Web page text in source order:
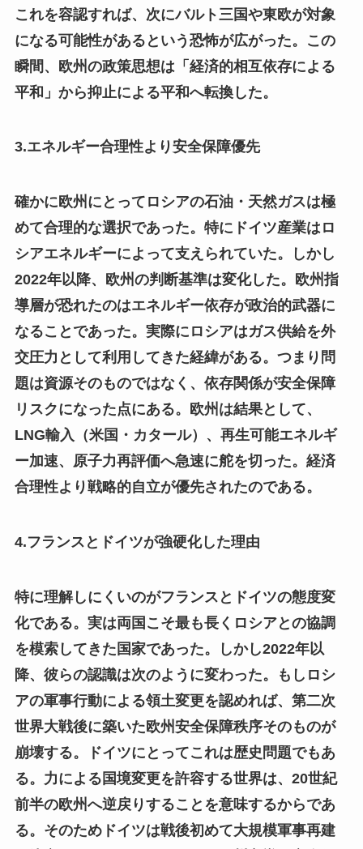
これを容認すれば、次にバルト三国や東欧が対象
になる可能性があるという恐怖が広がった。この
瞬間、欧州の政策思想は「経済的相互依存による
平和」から抑止による平和へ転換した。
3.エネルギー合理性より安全保障優先
確かに欧州にとってロシアの石油・天然ガスは極
めて合理的な選択であった。特にドイツ産業はロ
シアエネルギーによって支えられていた。しかし
2022年以降、欧州の判断基準は変化した。欧州指
導層が恐れたのはエネルギー依存が政治的武器に
なることであった。実際にロシアはガス供給を外
交圧力として利用してきた経緯がある。つまり問
題は資源そのものではなく、依存関係が安全保障
リスクになった点にある。欧州は結果として、
LNG輸入（米国・カタール）、再生可能エネルギ
ー加速、原子力再評価へ急速に舵を切った。経済
合理性より戦略的自立が優先されたのである。
4.フランスとドイツが強硬化した理由
特に理解しにくいのがフランスとドイツの態度変
化である。実は両国こそ最も長くロシアとの協調
を模索してきた国家であった。しかし2022年以
降、彼らの認識は次のように変わった。もしロシ
アの軍事行動による領土変更を認めれば、第二次
世界大戦後に築いた欧州安全保障秩序そのものが
崩壊する。ドイツにとってこれは歴史問題でもあ
る。力による国境変更を許容する世界は、20世紀
前半の欧州へ逆戻りすることを意味するからであ
る。そのためドイツは戦後初めて大規模軍事再建